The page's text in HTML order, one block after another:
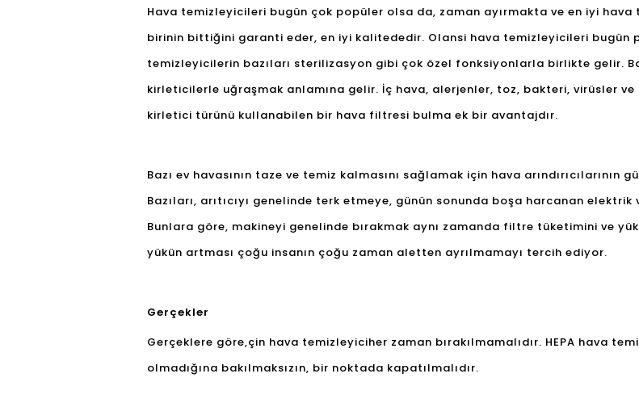
Hava temizleyicileri bugün çok popüler olsa da, zaman ayırmakta ve en iyi
birinin bittiğini garanti eder, en iyi kalitededir. Olansi hava temizleyicileri bugün
temizleyicilerin bazıları sterilizasyon gibi çok özel fonksiyonlarla birlikte gelir.
kirleticilerle uğraşmak anlamına gelir. İç hava, alerjenler, toz, bakteri, virüsler
kirletici türünü kullanabilen bir hava filtresi bulma ek bir avantajdır.
Bazı ev havasının taze ve temiz kalmasını sağlamak için hava
Bazıları, arıtıcıyı genelinde terk etmeye, günün sonunda boşa harcanan
Bunlara göre, makineyi genelinde bırakmak aynı zamanda filtre tüketimini ve
yükün artması çoğu insanın çoğu zaman aletten ayrılmamayı tercih ediyor.
Gerçekler
Gerçeklere göre,çin hava temizleyiciher zaman bırakılmamalıdır. HEPA hava
olmadığına bakılmaksızın, bir noktada kapatılmalıdır.